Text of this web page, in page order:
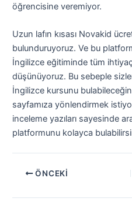
öğrencisine veremiyor.
Uzun lafın kısası Novakid
bulunduruyoruz. Ve bu
İngilizce eğitiminde tüm
düşünüyoruz. Bu sebeple
İngilizce kursunu
sayfamıza yönlendirmek
inceleme yazıları sayesinde
platformunu kolayca
ÖNCEKI